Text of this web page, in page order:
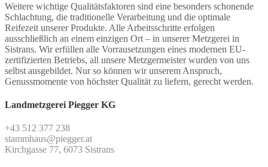
Weitere wichtige Qualitätsfaktoren sind eine besonders schonende
Schlachtung, die traditionelle Verarbeitung und die optimale
Reifezeit unserer Produkte. Alle Arbeitsschritte erfolgen
ausschließlich an einem einzigen Ort – in unserer Metzgerei in
Sistrans. Wir erfüllen alle Vorrausetzungen eines modernen EU-
zertifizierten Betriebs, all unsere Metzgermeister wurden von uns
selbst ausgebildet. Nur so können wir unserem Anspruch,
Genussmomente von höchster Qualität zu liefern, gerecht werden.
Landmetzgerei Piegger KG
+43 512 377 238
stammhaus@piegger.at
Kirchgasse 77, 6073 Sistrans